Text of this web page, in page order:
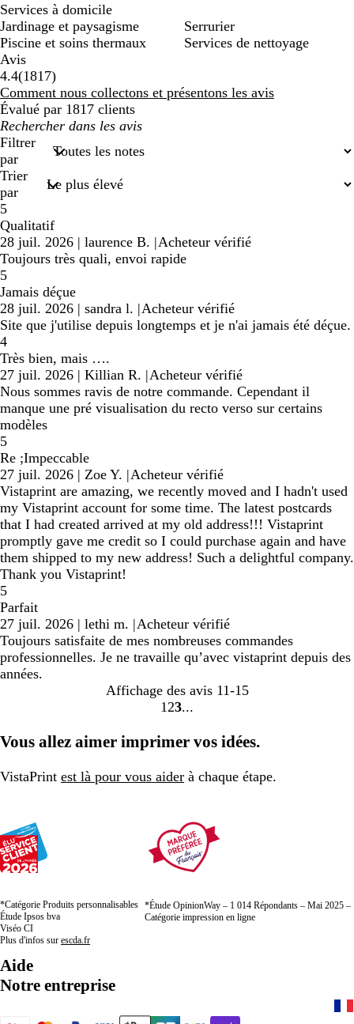
Services à domicile
Jardinage et paysagisme
Piscine et soins thermaux
Serrurier
Services de nettoyage
Avis
4.4(18171817
avis
)
Comment nous collectons et présentons les avis
Évalué par 1817 clients
Mes
recherches
saisies
Filtrer
par
Trier
par
5
Qualitatif
28 juil. 2026 | laurence B. |Acheteur vérifié
Toujours très quali, envoi rapide
5
Jamais déçue
28 juil. 2026 | sandra l. |Acheteur vérifié
Site que j'utilise depuis longtemps et je n'ai jamais été déçue.
4
Très bien, mais ….
27 juil. 2026 | Killian R. |Acheteur vérifié
Nous sommes ravis de notre commande. Cependant il
manque une pré visualisation du recto verso sur certains
modèles
5
Re ;Impeccable
27 juil. 2026 | Zoe Y. |Acheteur vérifié
Vistaprint are amazing, we recently moved and I hadn't used
my Vistaprint account for some time. The latest postcards
that I had created arrived at my old address!!! Vistaprint
promptly gave me credit so I could purchase again and have
them shipped to my new address! Such a delightful company.
Thank you Vistaprint!
5
Parfait
27 juil. 2026 | lethi m. |Acheteur vérifié
Toujours satisfaite de mes nombreuses commandes
professionnelles. Je ne travaille qu’avec vistaprint depuis des
années.
Affichage des avis 11-15
Accéder
la
1 Accéder
la
2 Accéder
la
3
Vous allez aimer imprimer vos idées.
VistaPrint est là pour vous aider à chaque étape.
*Catégorie Produits personnalisables
Étude Ipsos bva
Viséo CI
Plus d'infos sur escda.fr
*Étude OpinionWay – 1 014 Répondants – Mai 2025 –
Catégorie impression en ligne
Aide
Notre entreprise